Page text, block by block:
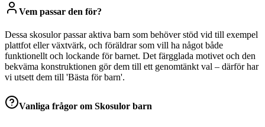
Vem passar den för?
Dessa skosulor passar aktiva barn som behöver stöd vid till exempel
plattfot eller växtvärk, och föräldrar som vill ha något både
funktionellt och lockande för barnet. Det färgglada motivet och den
bekväma konstruktionen gör dem till ett genomtänkt val – därför har
vi utsett dem till 'Bästa för barn'.
Vanliga frågor om Skosulor barn